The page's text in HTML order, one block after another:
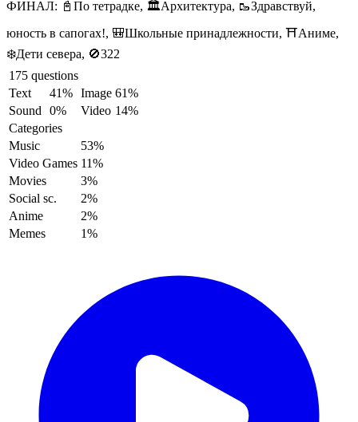
ФИНАЛ: 📓По тетрадке, 🏛️Архитектура, 🥾Здравствуй,
юность в сапогах!, 🎒Школьные принадлежности, ⛩️Аниме,
❄️Дети севера, 🚫322
175 questions
Text
41% Image 61%
Sound
0% Video 14%
Categories
Music
53%
Video Games 11%
Movies
3%
Social sc.
2%
Anime
2%
Memes
1%